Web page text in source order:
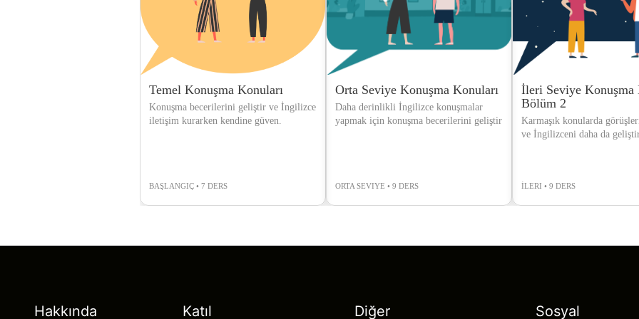
Temel Konuşma Konuları
Konuşma becerilerini geliştir ve İngilizce
iletişim kurarken kendine güven.
BAŞLANGIÇ • 7 DERS
Orta Seviye Konuşma Konuları
Daha derinlikli İngilizce konuşmalar
yapmak için konuşma becerilerini geliştir
ORTA SEVIYE • 9 DERS
İleri Seviye Konuşma
Bölüm 2
Karmaşık konularda
ve İngilizceni daha da
İLERI • 9 DERS
Hakkında Katıl Diğer Sosyal